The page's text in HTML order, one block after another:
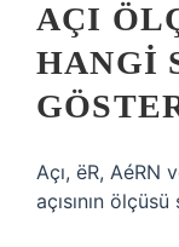
AÇI
HANGI
Açı, ëR, AéRN
açısının